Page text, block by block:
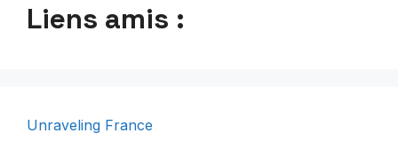
Liens amis :
Unraveling France